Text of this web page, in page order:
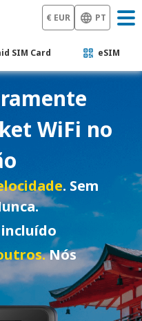
€ EUR PT
SIM Card eSIM
WiFi no
. Sem
incluído
Nós